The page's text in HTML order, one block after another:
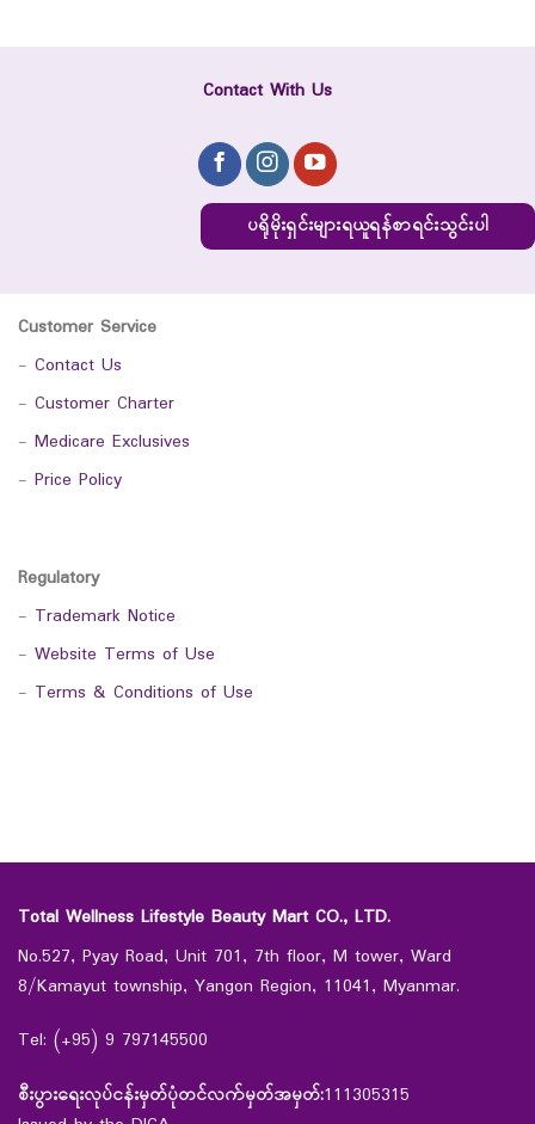
Contact With Us
ပရိုမိုးရှင်းများရယူရန်စာရင်းသွင်းပါ
Customer Service
- Contact Us
- Customer Charter
- Medicare Exclusives
- Price Policy
Regulatory
- Trademark Notice
- Website Terms of Use
- Terms & Conditions of Use
Total Wellness Lifestyle Beauty Mart CO., LTD.
No.527, Pyay Road, Unit 701, 7th floor, M tower, Ward
8/Kamayut township, Yangon Region, 11041, Myanmar.
Tel: (+95) 9 797145500
စီးပွားရေးလုပ်ငန်းမှတ်ပုံတင်လက်မှတ်အမှတ်:111305315